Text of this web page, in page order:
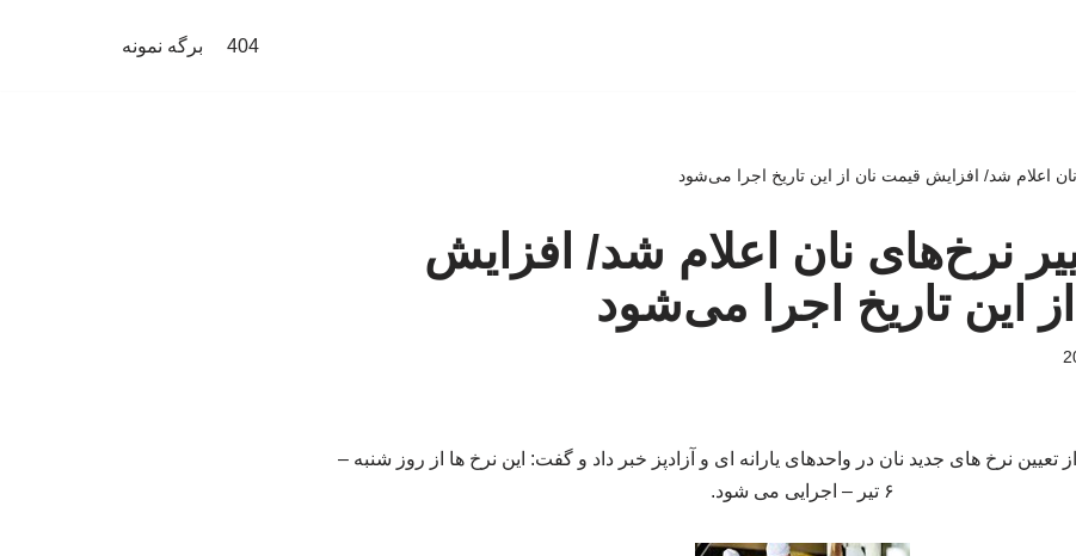
404 برگه نمونه
اعلام شد/ افزایش قیمت نان از این تاریخ اجرا می‌شود
نرخ‌های نان اعلام شد/ افزایش
این تاریخ اجرا می‌شود
تعیین نرخ های جدید نان در واحدهای یارانه‌ ای و آزادپز خبر داد و گفت: این نرخ ها از روز شنبه –
۶ تیر – اجرایی می شود.